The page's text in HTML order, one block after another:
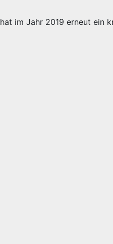
im Jahr 2019 erneut ein